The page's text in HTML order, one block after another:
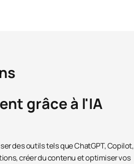
grâce à l'IA
des outils tels que ChatGPT, Copilot,
créer du contenu et optimiser vos